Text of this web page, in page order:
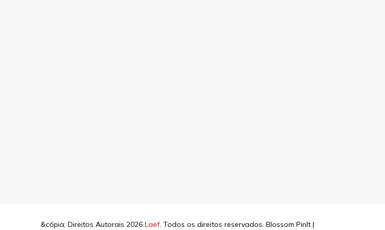
&cópia; Direitos Autorais 2026 Laef. Todos os direitos reservados. Blossom PinIt |